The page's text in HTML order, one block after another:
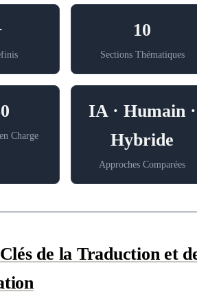
10
Sections Thématiques
Charge
IA · Humain ·
Hybride
Approches Comparées
de la Traduction et